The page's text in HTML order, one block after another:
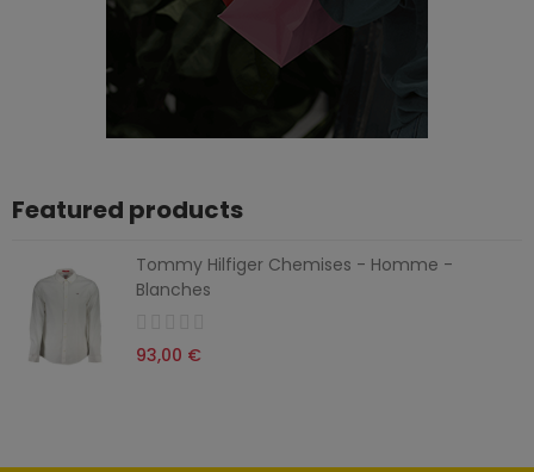
Featured products
Tommy Hilfiger Chemises - Homme -
Blanches
93,00 €